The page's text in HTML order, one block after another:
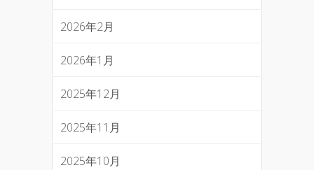
2026年2月
2026年1月
2025年12月
2025年11月
2025年10月